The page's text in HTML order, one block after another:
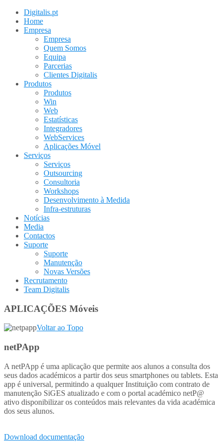
Digitalis.pt
Home
Empresa
Empresa
Quem Somos
Equipa
Parcerias
Clientes Digitalis
Produtos
Produtos
Win
Web
Estatísticas
Integradores
WebServices
Aplicações Móvel
Serviços
Serviços
Outsourcing
Consultoria
Workshops
Desenvolvimento à Medida
Infra-estruturas
Notícias
Media
Contactos
Suporte
Suporte
Manutenção
Novas Versões
Recrutamento
Team Digitalis
APLICAÇÕES Móveis
Voltar ao Topo
netPApp
A netPApp é uma aplicação que permite aos alunos a consulta dos
seus dados académicos a partir dos seus smartphones ou tablets. Esta
app é universal, permitindo a qualquer Instituição com contrato de
manutenção SiGES atualizado e com o portal académico netP@
ativo disponibilizar os conteúdos mais relevantes da vida académica
dos seus alunos.
Download documentação